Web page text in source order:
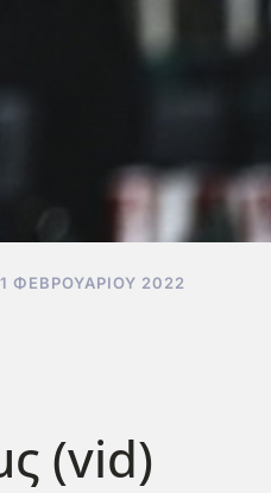
ΦΕΒΡΟΥΑΡΊΟΥ 2022
(vid)